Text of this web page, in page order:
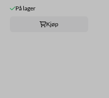
På lager
Kjøp